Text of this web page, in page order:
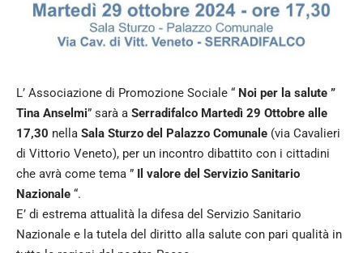
L’ Associazione di Promozione Sociale “ Noi per la salute ”
Tina Anselmi” sarà a Serradifalco Martedì 29 Ottobre alle
17,30 nella Sala Sturzo del Palazzo Comunale (via Cavalieri
di Vittorio Veneto), per un incontro dibattito con i cittadini
che avrà come tema ” Il valore del Servizio Sanitario
Nazionale “.
E’ di estrema attualità la difesa del Servizio Sanitario
Nazionale e la tutela del diritto alla salute con pari qualità in